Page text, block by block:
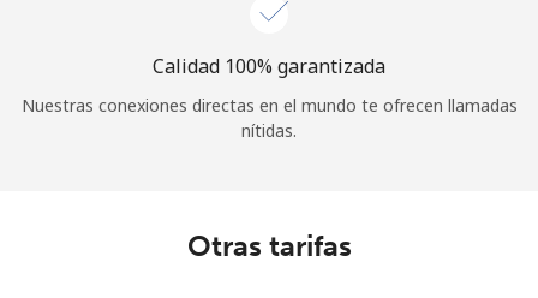
Calidad 100% garantizada
Nuestras conexiones directas en el mundo te ofrecen llamadas
nítidas.
Otras tarifas